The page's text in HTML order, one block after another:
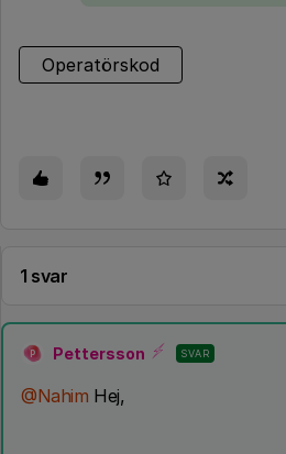
Operatörskod
1 svar
P Pettersson SVAR
@Nahim Hej,